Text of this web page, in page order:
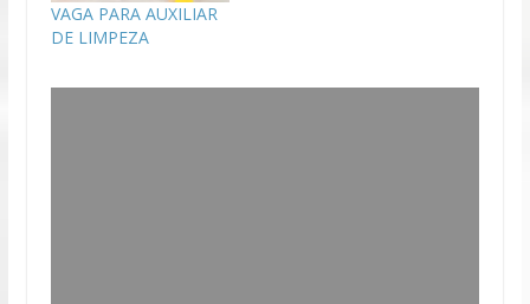
VAGA PARA AUXILIAR
DE LIMPEZA